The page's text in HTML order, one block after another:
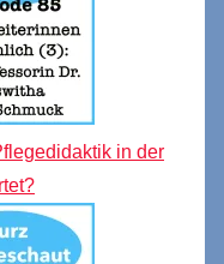
in der